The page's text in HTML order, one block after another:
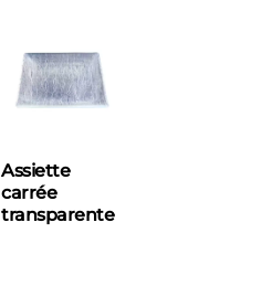
Assiette
carrée
transparente